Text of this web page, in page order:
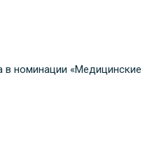
в номинации «Медицинские